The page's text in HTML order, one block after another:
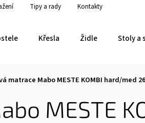
Tipy a rady Kontakty
Křesla Židle Stoly a
matrace Mabo MESTE KOMBI hard/med
MESTE